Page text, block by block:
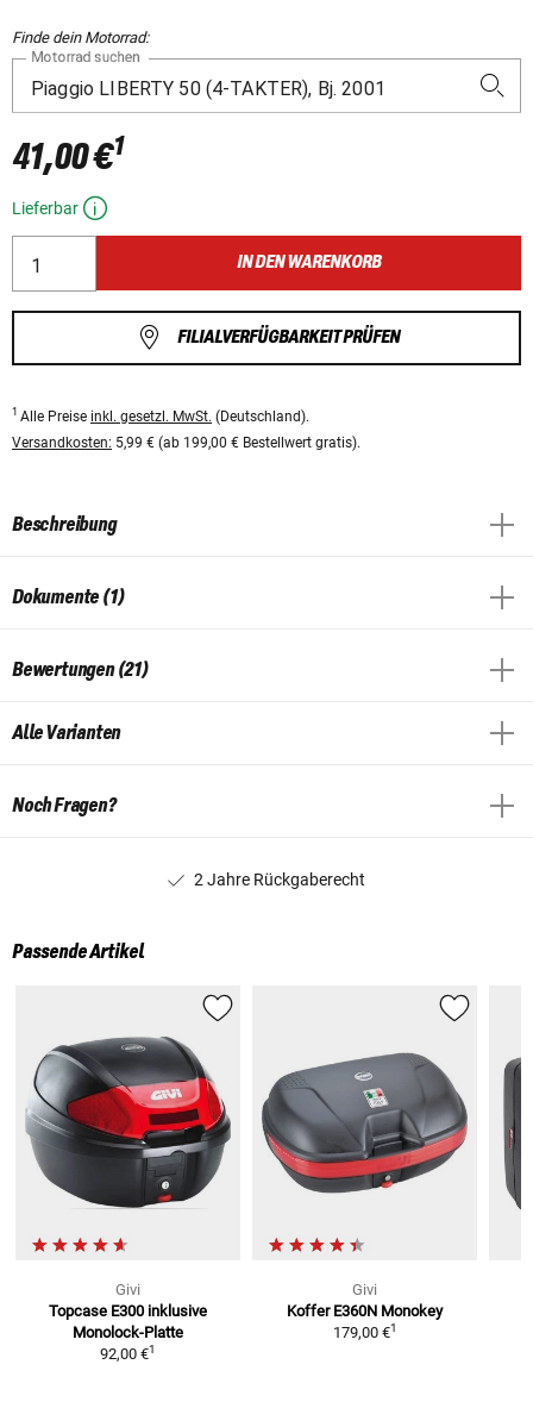
Finde dein Motorrad:
Motorrad suchen
41,00 €1
Lieferbar
IN DEN WARENKORB
FILIALVERFÜGBARKEIT PRÜFEN
1 Alle Preise inkl. gesetzl. MwSt. (Deutschland).
Versandkosten: 5,99 € (ab 199,00 € Bestellwert gratis).
Beschreibung
Dokumente (1)
Bewertungen (21)
Alle Varianten
Noch Fragen?
2 Jahre Rückgaberecht
Passende Artikel
Givi
Topcase E300 inklusive
Monolock-Platte
92,00 €1
Givi
Koffer E360N Monokey
179,00 €1